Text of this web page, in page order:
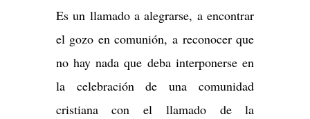
Es un llamado a alegrarse, a encontrar
el gozo en comunión, a reconocer que
no hay nada que deba interponerse en
la celebración de una comunidad
cristiana con el llamado de la